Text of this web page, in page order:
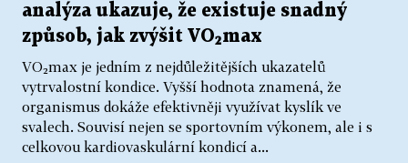
analýza ukazuje, že existuje snadný
způsob, jak zvýšit VO₂max
VO₂max je jedním z nejdůležitějších ukazatelů
vytrvalostní kondice. Vyšší hodnota znamená, že
organismus dokáže efektivněji využívat kyslík ve
svalech. Souvisí nejen se sportovním výkonem, ale i s
celkovou kardiovaskulární kondicí a...